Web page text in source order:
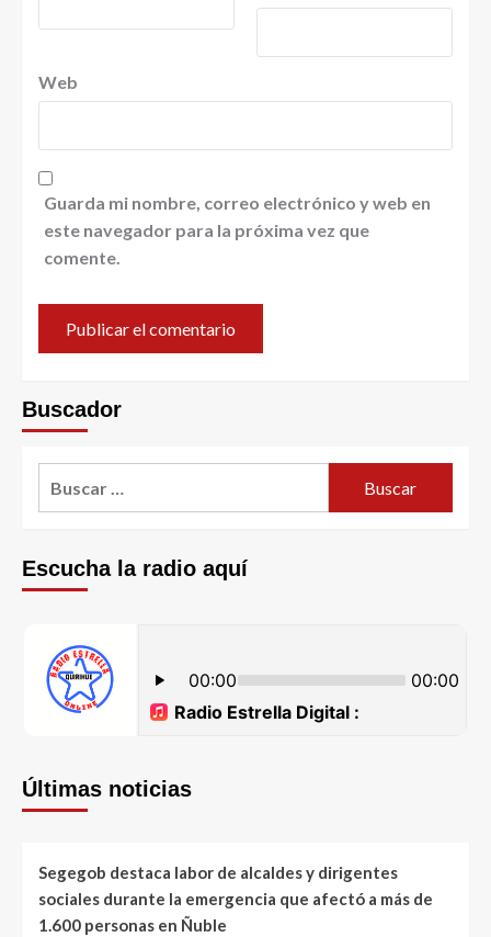
Web
Guarda mi nombre, correo electrónico y web en
este navegador para la próxima vez que
comente.
Buscador
Escucha la radio aquí
Últimas noticias
Segegob destaca labor de alcaldes y dirigentes
sociales durante la emergencia que afectó a más de
1.600 personas en Ñuble